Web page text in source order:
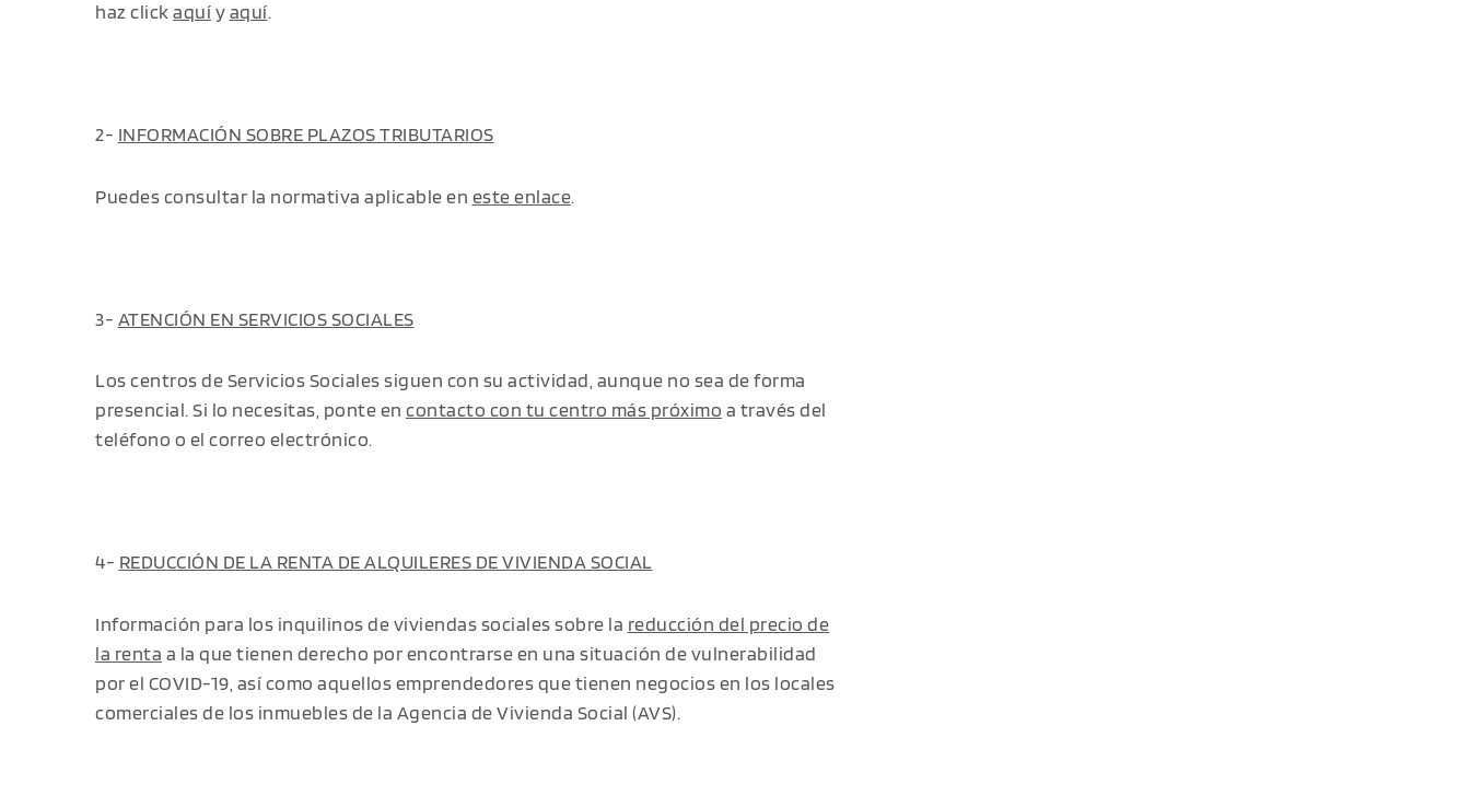
haz clickaquíyaquí.
2- INFORMACIÓN SOBRE PLAZOS TRIBUTARIOS
Puedes consultar la normativa aplicable en este enlace.
3- ATENCIÓN EN SERVICIOS SOCIALES
Los centros de Servicios Sociales siguen con su actividad, aunque no sea de forma
presencial. Si lo necesitas, ponte en contacto con tu centro más próximo a través del
teléfono o el correo electrónico.
4- REDUCCIÓN DE LA RENTA DE ALQUILERES DE VIVIENDA SOCIAL
Información para los inquilinos de viviendas sociales sobre la reducción del precio de
la renta a la que tienen derecho por encontrarse en una situación de vulnerabilidad
por el COVID-19, así como aquellos emprendedores que tienen negocios en los locales
comerciales de los inmuebles de la Agencia de Vivienda Social (AVS).